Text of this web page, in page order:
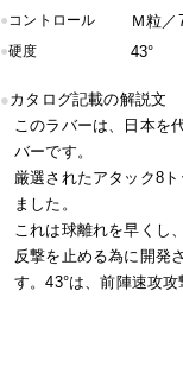
●コントロール Ｍ粒
●硬度 43°
●カタログ記載の解説文
このラバーは、日本を
バーです。
厳選されたアタック8
ました。
これは球離れを早くし
反撃を止める為に開発
す。43°は、前陣速攻